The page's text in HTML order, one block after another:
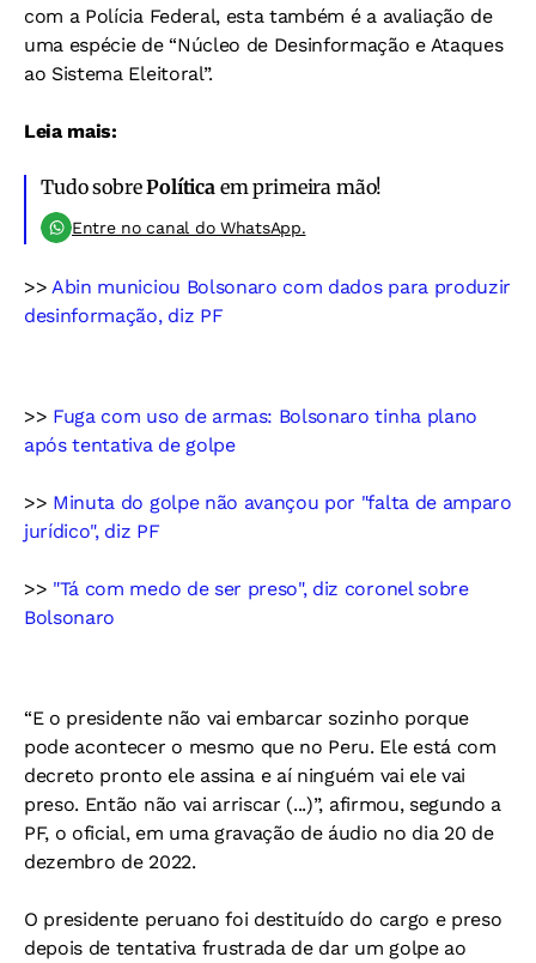
com a Polícia Federal, esta também é a avaliação de
uma espécie de “Núcleo de Desinformação e Ataques
ao Sistema Eleitoral”.
Leia mais:
Tudo sobrePolítica em primeira mão!
Entre no canal do WhatsApp.
>>Abin municiou Bolsonaro com dados para produzir
desinformação, diz PF
>> Fuga com uso de armas: Bolsonaro tinha plano
após tentativa de golpe
>> Minuta do golpe não avançou por "falta de amparo
jurídico", diz PF
>> "Tá com medo de ser preso", diz coronel sobre
Bolsonaro
“E o presidente não vai embarcar sozinho porque
pode acontecer o mesmo que no Peru. Ele está com
decreto pronto ele assina e aí ninguém vai ele vai
preso. Então não vai arriscar (...)”, afirmou, segundo a
PF, o oficial, em uma gravação de áudio no dia 20 de
dezembro de 2022.
O presidente peruano foi destituído do cargo e preso
depois de tentativa frustrada de dar um golpe ao